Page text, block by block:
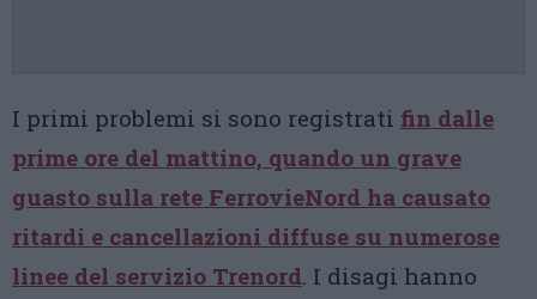
I primi problemi si sono registrati fin dalle
prime ore del mattino, quando un grave
guasto sulla rete FerrovieNord ha causato
ritardi e cancellazioni diffuse su numerose
linee del servizio Trenord. I disagi hanno